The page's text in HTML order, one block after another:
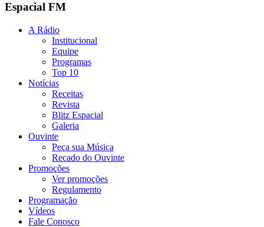
Espacial FM
A Rádio
Institucional
Equipe
Programas
Top 10
Notícias
Receitas
Revista
Blitz Espacial
Galeria
Ouvinte
Peça sua Música
Recado do Ouvinte
Promoções
Ver promoções
Regulamento
Programação
Vídeos
Fale Conosco